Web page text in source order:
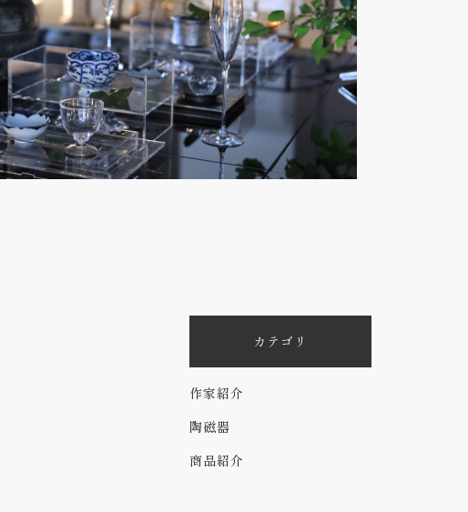
カテゴリ
作家紹介
陶磁器
商品紹介